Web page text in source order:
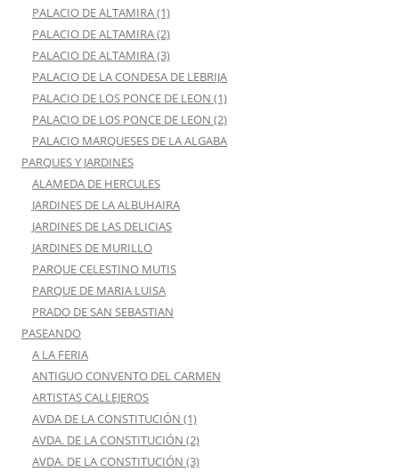
PALACIO DE ALTAMIRA (1)
PALACIO DE ALTAMIRA (2)
PALACIO DE ALTAMIRA (3)
PALACIO DE LA CONDESA DE LEBRIJA
PALACIO DE LOS PONCE DE LEON (1)
PALACIO DE LOS PONCE DE LEON (2)
PALACIO MARQUESES DE LA ALGABA
PARQUES Y JARDINES
ALAMEDA DE HERCULES
JARDINES DE LA ALBUHAIRA
JARDINES DE LAS DELICIAS
JARDINES DE MURILLO
PARQUE CELESTINO MUTIS
PARQUE DE MARIA LUISA
PRADO DE SAN SEBASTIAN
PASEANDO
A LA FERIA
ANTIGUO CONVENTO DEL CARMEN
ARTISTAS CALLEJEROS
AVDA DE LA CONSTITUCIÓN (1)
AVDA. DE LA CONSTITUCIÓN (2)
AVDA. DE LA CONSTITUCIÓN (3)